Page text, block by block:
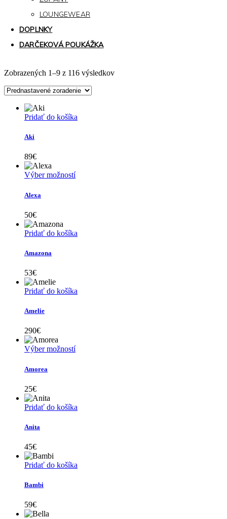
Zobrazených 1–9 z 116 výsledkov
Pridať do košíka
Aki
89€
Výber možnostíTento
môžete
Alexa
50€
Pridať do košíka
Amazona
53€
Pridať do košíka
Amelie
290€
Výber možnostíTento
môžete
Amorea
25€
Pridať do košíka
Anita
45€
Pridať do košíka
Bambi
59€
LOUNGEWEAR
DOPLNKY
DARČEKOVÁ POUKÁŽKA